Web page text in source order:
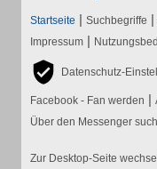
Startseite | Suchbegriffe |
Impressum |
Datenschutz-
Facebook - Fan werden |
Über den Messenger
Zur Desktop-Seite